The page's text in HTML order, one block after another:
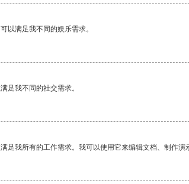
以满足我不同的娱乐需求。
足我不同的社交需求。
足我所有的工作需求。我可以使用它来编辑文档、制作演